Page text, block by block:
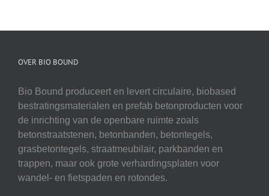
OVER BIO BOUND
Bio Bound produceert en levert circulaire, biobased
bestratingsmaterialen en prefab betonproducten voor
de inrichting van de openbare ruimte zoals
betonstraatstenen, betonbanden, betontegels,
grasbetontegels, straatmeubilair, parkbanden en
trappen, maar ook grote verhardingsplaten voor
wandel- en fietspaden en rotondes.